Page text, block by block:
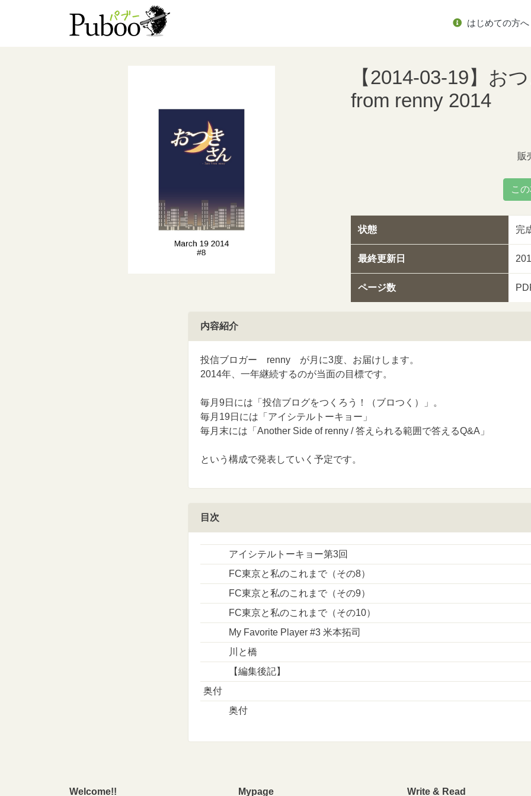
はじめての方へ
【2014-03-19】
from renny 2014
販
こ
状態 完
最終更新日
ページ数
内容紹介
投信ブロガー renny が月に3度、お届けします。
2014年、一年継続するのが当面の目標です。
毎月9日には「投信ブログをつくろう！（ブロつく）」。
毎月19日には「アイシテルトーキョー」
毎月末には「Another Side of renny / 答えられる範囲で答えるQ&A」
という構成で発表していく予定です。
目次
アイシテルトーキョー第3回
FC東京と私のこれまで（その8）
FC東京と私のこれまで（その9）
FC東京と私のこれまで（その10）
My Favorite Player #3 米本拓司
川と橋
【編集後記】
奥付
奥付
Welcome!! Mypage Write & Read